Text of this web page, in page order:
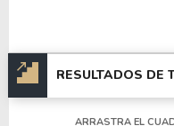
RESULTADOS DE
ARRASTRA EL